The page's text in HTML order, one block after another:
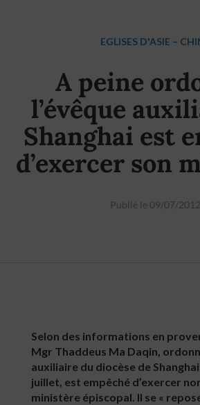
EGLISES D'ASIE –
A peine
l’évêque
Shanghai est
d’exercer son
Publié le 09/07/2012
Selon des informations en
Mgr Thaddeus Ma Daqin,
auxiliaire du diocèse de
juillet, est empêché d’exercer
ministère épiscopal. Il se «